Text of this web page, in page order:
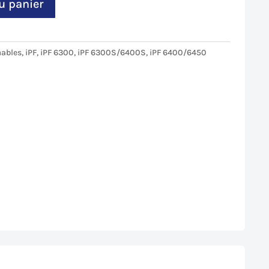
panier
, iPF, iPF 6300, iPF 6300S/6400S, iPF 6400/6450